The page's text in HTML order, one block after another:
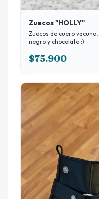
Zuecos "HOLLY"
Zuecos de cuero vacuno,
negro y chocolate :)
$75.900